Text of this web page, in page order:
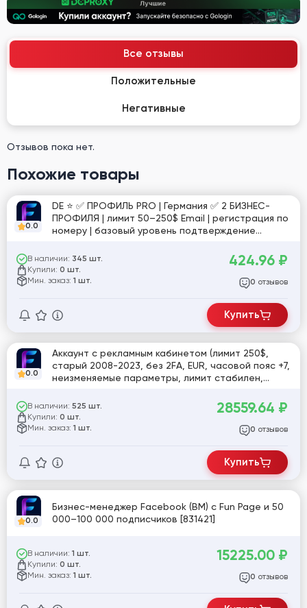
Все отзывы
Положительные
Негативные
Отзывов пока нет.
Похожие товары
0.0
DE ⭐️ ✅ ПРОФИЛЬ PRO | Германия ✅ 2 БИЗНЕС-
ПРОФИЛЯ | лимит 50–250$ Email | регистрация по
номеру | базовый уровень подтверждение
В наличии: 345 шт.
Купили: 0 шт.
Мин. заказ: 1 шт.
424.96 ₽
0 отзывов
Купить
0.0
Аккаунт с рекламным кабинетом (лимит 250$,
старый 2008-2023, без 2FA, EUR, часовой пояс +7,
неизменяемые параметры, лимит стабилен,
В наличии: 525 шт.
Купили: 0 шт.
Мин. заказ: 1 шт.
28559.64 ₽
0 отзывов
Купить
0.0
Бизнес-менеджер Facebook (BM) с Fun Page и 50
000–100 000 подписчиков [831421]
В наличии: 1 шт.
Купили: 0 шт.
Мин. заказ: 1 шт.
15225.00 ₽
0 отзывов